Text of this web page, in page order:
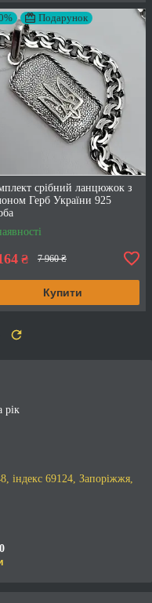
Подарунок
срібний ланцюжок з
Герб України 925
₴ 7 960 ₴
Купити
рік
індекс 69124, Запоріжжя,